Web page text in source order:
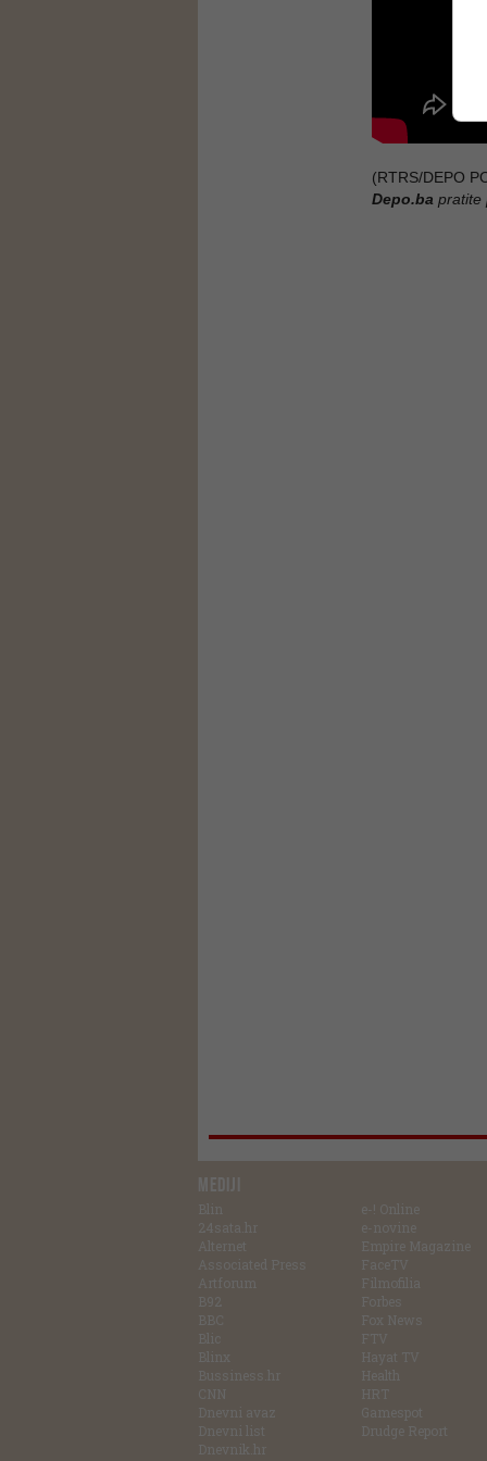
(RTRS/DEPO
Depo.ba pratite
MEDIJI
Blin
24sata.hr
Alternet
Associated Press
Artforum
B92
BBC
Blic
Blinx
Bussiness.hr
CNN
Dnevni avaz
Dnevni list
Dnevnik.hr
e-! Online
e-novine
Empire Magazine
FaceTV
Filmofilia
Forbes
Fox News
FTV
Hayat TV
Health
HRT
Gamespot
Drudge Report